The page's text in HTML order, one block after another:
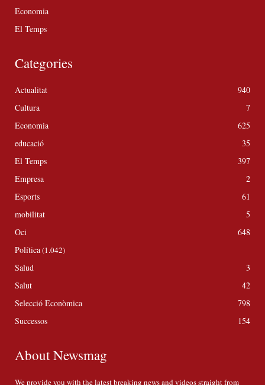
Economia
El Temps
Categories
Actualitat
940
Cultura
7
Economia
625
educació
35
El Temps
397
Empresa
2
Esports
61
mobilitat
5
Oci
648
Política(1.042)
Salud
3
Salut
42
Selecció Econòmica
798
Successos
154
About Newsmag
We provide you with the latest breaking news and videos straight from